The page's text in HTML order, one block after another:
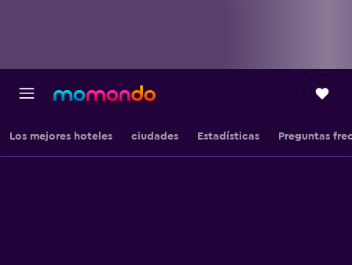
Los mejores hoteles ciudades Estadísticas Preguntas